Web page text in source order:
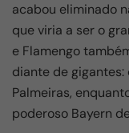
acabou eliminado
que viria a ser o
e Flamengo
diante de
Palmeiras,
poderoso Bayern